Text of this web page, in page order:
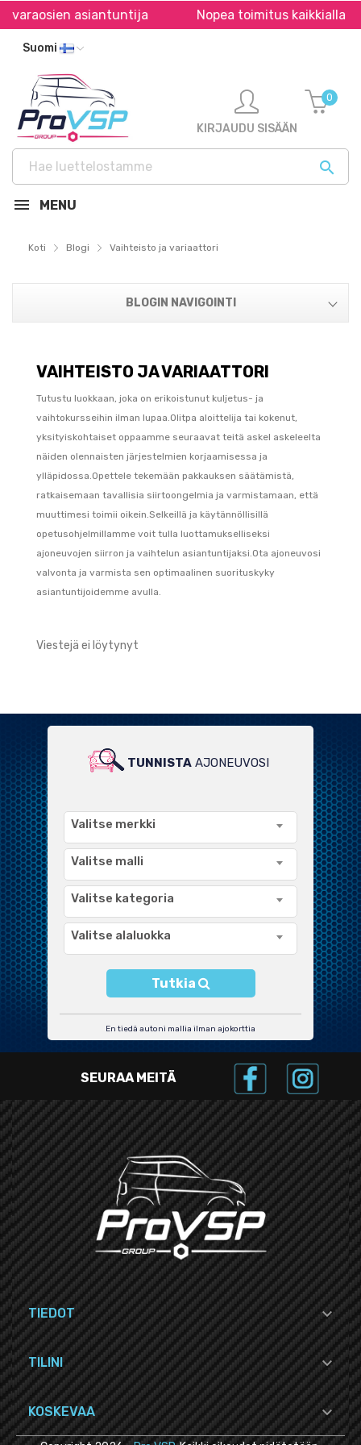
varaosien asiantuntija Nopea toimitus kaikkialla
Suomi

KIRJAUDU SISÄÄN
0
MENU
Koti Blogi Vaihteisto ja variaattori
BLOGIN NAVIGOINTI
VAIHTEISTO JA VARIAATTORI
Tutustu luokkaan, joka on erikoistunut kuljetus- ja
vaihtokursseihin ilman lupaa.Olitpa aloittelija tai kokenut,
yksityiskohtaiset oppaamme seuraavat teitä askel askeleelta
näiden olennaisten järjestelmien korjaamisessa ja
ylläpidossa.Opettele tekemään pakkauksen säätämistä,
ratkaisemaan tavallisia siirtoongelmia ja varmistamaan, että
muuttimesi toimii oikein.Selkeillä ja käytännöllisillä
opetusohjelmillamme voit tulla luottamukselliseksi
ajoneuvojen siirron ja vaihtelun asiantuntijaksi.Ota ajoneuvosi
valvonta ja varmista sen optimaalinen suorituskyky
asiantuntijoidemme avulla.
Viestejä ei löytynyt
TUNNISTAAJONEUVOSI
LAAJA VALIKOIMA
Valitse merkki
Valitse malli
Valitse kategoria
Valitse alaluokka
Tutkia
En tiedä autoni mallia ilman ajokorttia
SEURAA MEITÄ
TIEDOT 
TILINI 
KOSKEVAA 